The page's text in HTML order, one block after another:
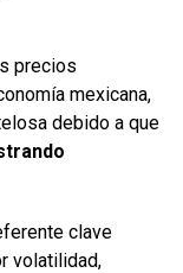
precios
mexicana,
debido a que
clave
volatilidad,